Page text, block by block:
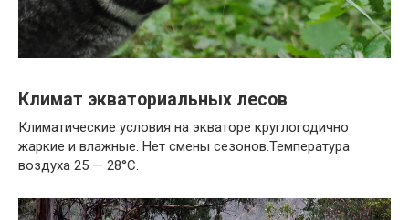
Климат экваториальных лесов
Климатические условия на экваторе круглогодично
жаркие и влажные. Нет смены сезонов.Температура
воздуха 25 — 28°C.